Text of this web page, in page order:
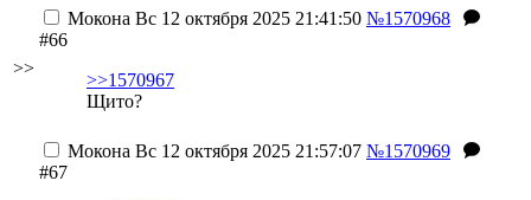
>>
Мокона Вс 12 октября 2025 21:41:50 №1570968
#66
>>1570967
Щито?
Мокона Вс 12 октября 2025 21:57:07 №1570969
#67